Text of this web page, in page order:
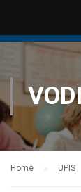
Home UPIS